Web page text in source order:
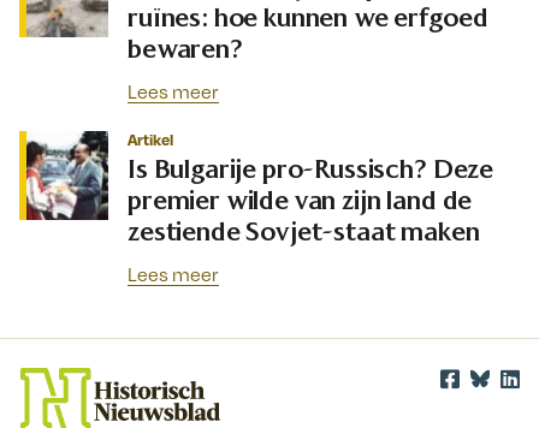
ruïnes: hoe kunnen we erfgoed
bewaren?
Lees meer
Artikel
Is Bulgarije pro-Russisch? Deze
premier wilde van zijn land de
zestiende Sovjet-staat maken
Lees meer